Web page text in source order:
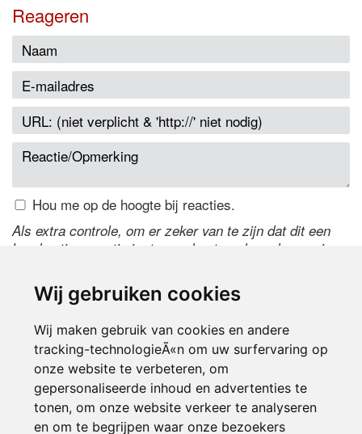
Wij gebruiken cookies
Wij maken gebruik van cookies en andere
tracking-technologieÃ«n om uw surfervaring op
onze website te verbeteren, om
gepersonaliseerde inhoud en advertenties te
tonen, om onze website verkeer te analyseren
en om te begrijpen waar onze bezoekers
Reageren
Hou me op de hoogte bij reacties.
Als extra controle, om er zeker van te zijn dat dit een
handmatige reactie is, typ onderstaande code over in
de code te wijzigen.